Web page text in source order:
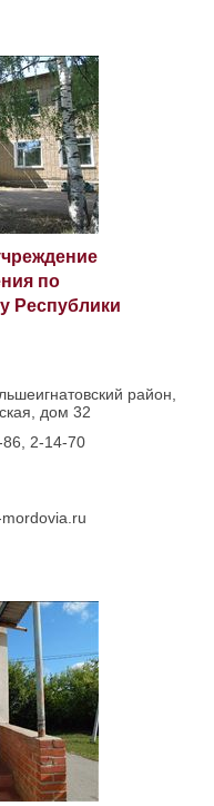
по
Республики
район,
дом 32
2-14-70